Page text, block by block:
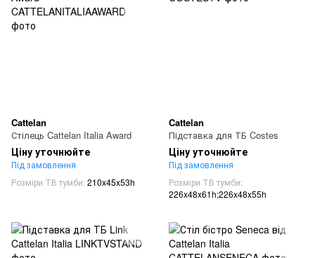
Cattelan
Стілець Cattelan Italia Award
Ціну уточнюйте
Під замовлення
Розміри ТВ тумби 210x45x53h
Cattelan
Підставка для ТБ Costes
Ціну уточнюйте
Під замовлення
Розміри ТВ тумби
226x48x61h;226x48x55h